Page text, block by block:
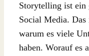
Storytelling ist ein
Social Media.
warum es viele
haben. Worauf es